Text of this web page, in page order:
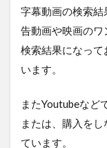
字幕動画の検索
告動画や映画の
検索結果になって
います。
またYoutubeなど
または、購入を
ています。